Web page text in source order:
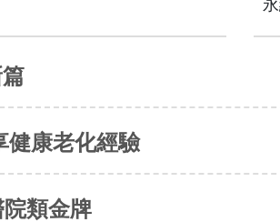
健康老化經驗
類金牌